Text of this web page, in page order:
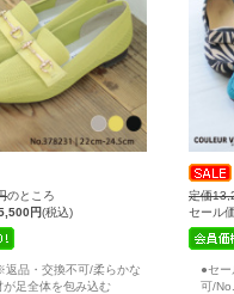
のところ
円(税込)
品・交換不可/柔らかな
が足全体を包み込む
定価
セール
●セ
可/